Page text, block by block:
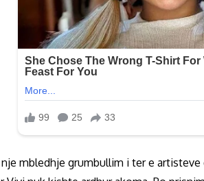
mbledhje grumbullim i ter e